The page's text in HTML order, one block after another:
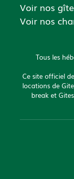
Voir nos
Voir nos
Tous les
Ce site officiel
locations de
break et